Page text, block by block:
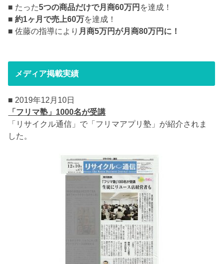
■ たった5つの商品だけで月商60万円 を達成！
■約1ヶ月で売上60万を達成！
■ 佐藤の指導により 月商5万円が月商80万円に！
メディア掲載実績
■ 2019年12月10日
「フリマ塾」1000名が受講
「リサイクル通信」で「フリマアプリ塾」が紹介されま
した。